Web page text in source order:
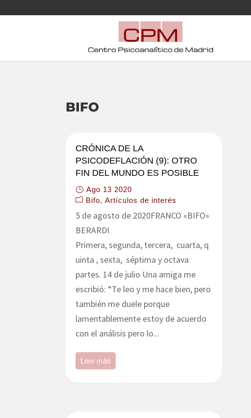
BIFO
CRÓNICA DE LA
PSICODEFLACIÓN (9): OTRO
FIN DEL MUNDO ES POSIBLE
Ago 13 2020
Bifo
Artículos de interés
5 de agosto de 2020FRANCO «BIFO»
BERARDI
Primera, segunda, tercera, cuarta, q
uinta , sexta, séptima y octava
partes. 14 de julio Una amiga me
escribió: “Te leo y me hace bien, pero
también me duele porque
lamentablemente estoy de acuerdo
con el análisis pero lo...
Leer más